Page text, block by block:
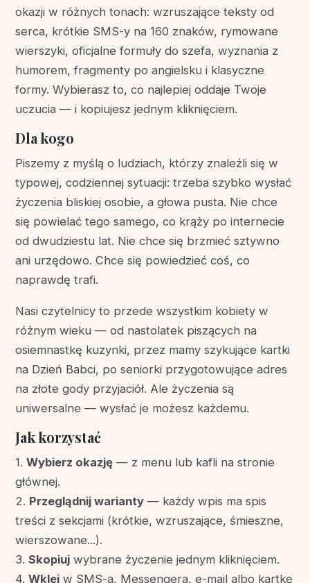
okazji w różnych tonach: wzruszające teksty od
serca, krótkie SMS-y na 160 znaków, rymowane
wierszyki, oficjalne formuły do szefa, wyznania z
humorem, fragmenty po angielsku i klasyczne
formy. Wybierasz to, co najlepiej oddaje Twoje
uczucia — i kopiujesz jednym kliknięciem.
Dla kogo
Piszemy z myślą o ludziach, którzy znaleźli się w
typowej, codziennej sytuacji: trzeba szybko wysłać
życzenia bliskiej osobie, a głowa pusta. Nie chce
się powielać tego samego, co krąży po internecie
od dwudziestu lat. Nie chce się brzmieć sztywno
ani urzędowo. Chce się powiedzieć coś, co
naprawdę trafi.
Nasi czytelnicy to przede wszystkim kobiety w
różnym wieku — od nastolatek piszących na
osiemnastkę kuzynki, przez mamy szykujące kartki
na Dzień Babci, po seniorki przygotowujące adres
na złote gody przyjaciół. Ale życzenia są
uniwersalne — wysłać je możesz każdemu.
Jak korzystać
1. Wybierz okazję — z menu lub kafli na stronie
głównej.
2. Przeglądnij warianty — każdy wpis ma spis
treści z sekcjami (krótkie, wzruszające, śmieszne,
wierszowane...).
3. Skopiuj wybrane życzenie jednym kliknięciem.
4. Wklej w SMS-a, Messengera, e-mail albo kartkę